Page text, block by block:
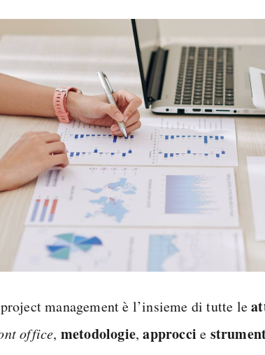
management è l’insieme di tutte le
office, metodologie,approcci e